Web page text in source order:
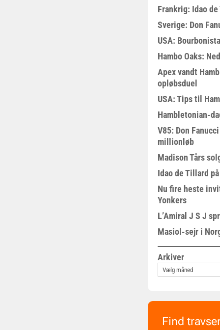
Frankrig: Idao
Sverige: Don
USA:
Hambo Oaks:
Apex vandt
opløbsduel
USA: Tips til
Hambletonian-
V85: Don
millionløb
Madison Tårs
Idao de Tillard
Nu fire heste
Yonkers
L’Amiral J S J
Masiol-sejr i
Arkiver
Find